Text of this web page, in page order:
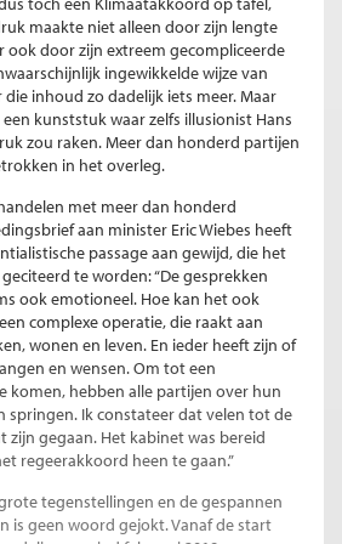
maakte niet alleen door zijn lengte
ook door zijn extreem gecompliceerde
ingewikkelde wijze van
inhoud zo dadelijk iets meer. Maar
kunststuk waar zelfs illusionist Hans
zou raken. Meer dan honderd partijen
in het overleg.
met meer dan honderd
aan minister Eric Wiebes heeft
passage aan gewijd, die het
te worden: “De gesprekken
ook emotioneel. Hoe kan het ook
complexe operatie, die raakt aan
wonen en leven. En ieder heeft zijn of
en wensen. Om tot een
komen, hebben alle partijen over hun
springen. Ik constateer dat velen tot de
zijn gegaan. Het kabinet was bereid
regeerakkoord heen te gaan.”
tegenstellingen en de gespannen
is geen woord gejokt. Vanaf de start